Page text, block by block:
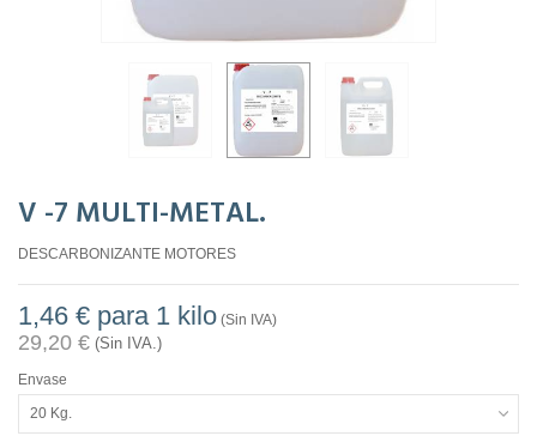
V -7 MULTI-METAL.
DESCARBONIZANTE MOTORES
1,46 € para 1 kilo (Sin IVA)
29,20 € (Sin IVA.)
Envase
20 Kg.